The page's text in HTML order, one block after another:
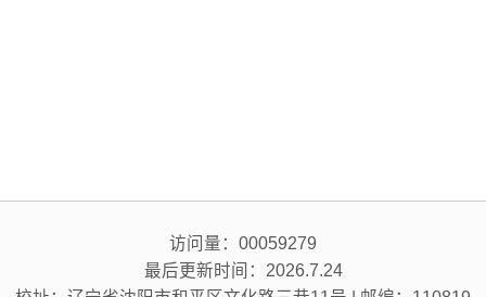
访问量： 00059279
最后更新时间： 2026.7.24